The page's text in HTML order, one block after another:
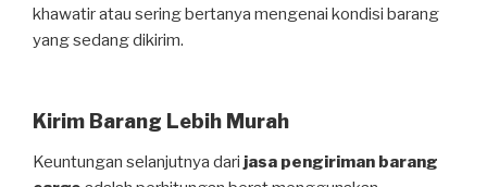
khawatir atau sering bertanya mengenai kondisi barang
yang sedang dikirim.
Kirim Barang Lebih Murah
Keuntungan selanjutnya dari jasa pengiriman barang